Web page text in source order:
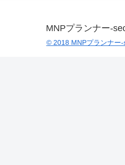
MNPプランナー-
© 2018 MNPプランナー-